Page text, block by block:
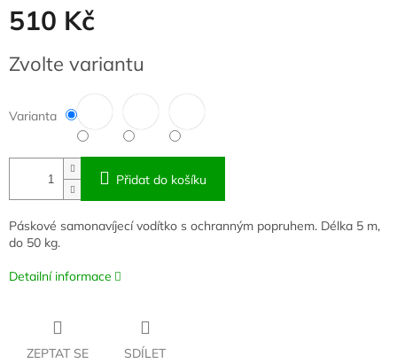
510 Kč
cena:
Zvolte variantu
Varianta
Přidat do košíku
Páskové samonavíjecí vodítko s ochranným popruhem. Délka 5 m,
do 50 kg.
Detailní informace
ZEPTAT SE SDÍLET